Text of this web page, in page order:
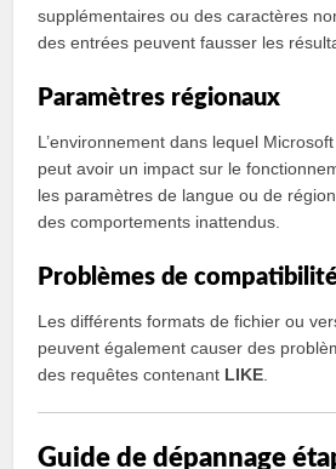
supplémentaires ou des caractères
des entrées peuvent fausser les
Paramètres régionaux
L’environnement dans lequel
peut avoir un impact sur le
les paramètres de langue ou de
des comportements inattendus.
Problèmes de
Les différents formats de fichier ou
peuvent également causer des
des requêtes contenant LIKE
Guide de dépannage